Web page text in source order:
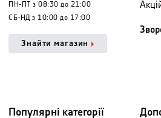
ПН-ПТ з 08:30 до 21:00
СБ-НД з 10:00 до 17:00
Знайти магазин
Популярні категорії